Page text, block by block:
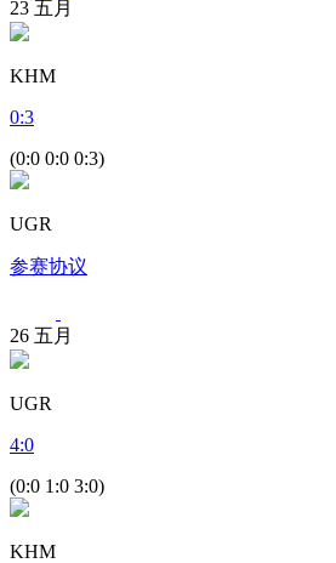
23 五月
KHM
0:3
(0:0 0:0 0:3)
UGR
参赛协议
26 五月
UGR
4:0
(0:0 1:0 3:0)
KHM